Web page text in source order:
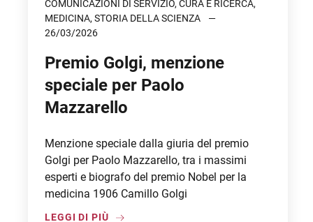
COMUNICAZIONI DI SERVIZIO, CURA E RICERCA,
MEDICINA, STORIA DELLA SCIENZA
26/03/2026
Premio Golgi, menzione
speciale per Paolo
Mazzarello
Menzione speciale dalla giuria del premio
Golgi per Paolo Mazzarello, tra i massimi
esperti e biografo del premio Nobel per la
medicina 1906 Camillo Golgi
LEGGI DI PIÙ